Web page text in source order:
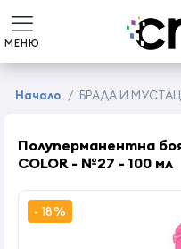
МЕНЮ
Начало / БРАДА И
Полуперманентна
COLOR - №27 - 100 мл
- 18%